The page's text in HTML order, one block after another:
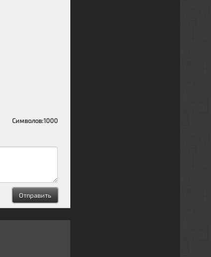
Символов:1000